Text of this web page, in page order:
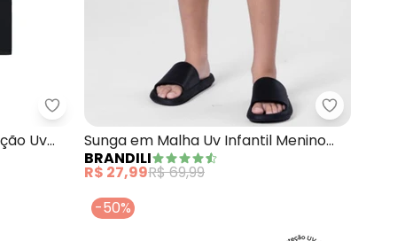
Proteção Uv (Preto)
Marlan - Camiseta Unissex Lisa Proteção Uv
Uv
Sunga em Malha Uv Infantil Menino
(Preto)
BRANDILI
R$ 27,99R$ 69,99
-50%